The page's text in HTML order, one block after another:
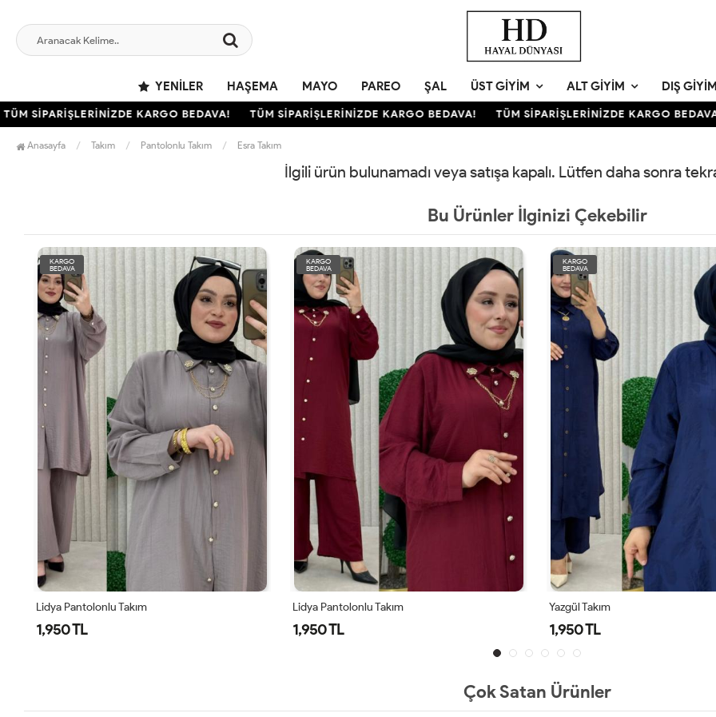
YENILER HAŞEMA MAYO PAREO ŞAL ÜST GIYIM ALT GIYIM DIŞ GIYIM
SİPARİŞLERİNİZDE KARGO BEDAVA! TÜM SİPARİŞLERİNİZDE KARGO BEDAVA! TÜM SİPARİŞLERİNİZDE KARGO BEDAVA!
Anasayfa Takım Pantolonlu Takım Esra Takım
İlgili ürün bulunamadı veya satışa kapalı. Lütfen daha sonra
Bu Ürünler İlginizi Çekebilir
KARGO
BEDAVA
Lidya Pantolonlu Takım
1,950 TL
KARGO
BEDAVA
Lidya Pantolonlu Takım
1,950 TL
KARGO
BEDAVA
Yazgül Takım
1,950 TL
Çok Satan Ürünler